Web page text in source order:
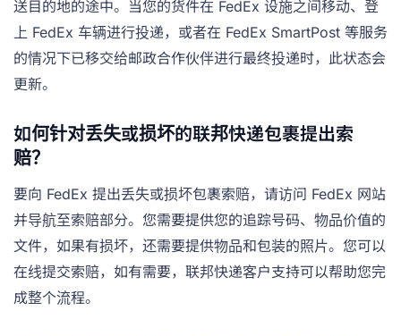
送目的地的途中。当您的货件在 FedEx 设施之间移动、登
上 FedEx 车辆进行投递，或者在 FedEx SmartPost 等服务
的情况下已移交给邮政合作伙伴进行最终投递时，此状态会
更新。
如何针对丢失或损坏的联邦快递包裹提出索
赔？
要向 FedEx 提出丢失或损坏包裹索赔，请访问 FedEx 网站
并导航至索赔部分。您需要提供您的追踪号码、物品价值的
文件，如果有损坏，还需要提供物品和包装的照片。您可以
在线提交索赔，如有需要，联邦快递客户支持可以帮助您完
成整个流程。